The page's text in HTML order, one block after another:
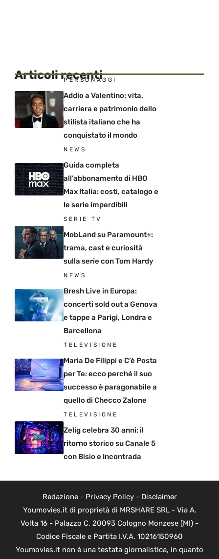
Articoli recenti
PERSONAGGI
Addio a Valentino: vita,
carriera e patrimonio dello
stilista italiano che ha
conquistato il mondo
NEWS
Guida completa
all’abbonamento di HBO
Max Italia: costi, catalogo e
le serie imperdibili
SERIE TV
MobLand su Paramount+:
trama, cast e curiosità
sulla serie con Tom Hardy
NEWS
Bresh Live in Europa:
concerti sold out a Genova
e tappe a Parigi, Londra e
Barcellona
TELEVISIONE
Maria De Filippi e C’è Posta
per Te: ecco perché il suo
successo è paragonabile a
quello di Checco Zalone
TELEVISIONE
Zelig celebra 30 anni: il
ritorno storico su Canale 5
con Bisio e Incontrada
Redazione- Privacy Policy- Disclaimer
Youmovies.it di proprietà di MRSHARE SRL - Via A.
Volta 16 - Palazzo C, 20093 Cologno Monzese (MI) -
Codice Fiscale e Partita I.V.A. 10216150960
Youmovies.it non è una testata giornalistica, in quanto